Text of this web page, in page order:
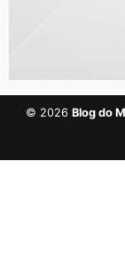
© 2026 Blog do